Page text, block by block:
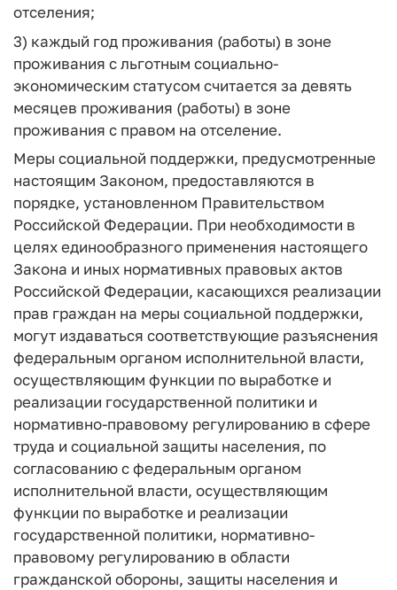
отселения;
3) каждый год проживания (работы) в зоне
проживания с льготным социально-
экономическим статусом считается за девять
месяцев проживания (работы) в зоне
проживания с правом на отселение.
Меры социальной поддержки, предусмотренные
настоящим Законом, предоставляются в
порядке, установленном Правительством
Российской Федерации. При необходимости в
целях единообразного применения настоящего
Закона и иных нормативных правовых актов
Российской Федерации, касающихся реализации
прав граждан на меры социальной поддержки,
могут издаваться соответствующие разъяснения
федеральным органом исполнительной власти,
осуществляющим функции по выработке и
реализации государственной политики и
нормативно-правовому регулированию в сфере
труда и социальной защиты населения, по
согласованию с федеральным органом
исполнительной власти, осуществляющим
функции по выработке и реализации
государственной политики, нормативно-
правовому регулированию в области
гражданской обороны, защиты населения и